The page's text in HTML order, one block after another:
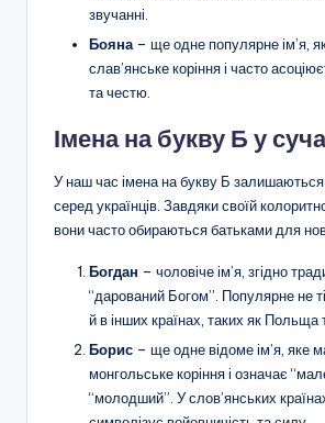
звучанні.
Бояна – ще одне популярне ім’я,
слав’янське коріння і часто
та честю.
Імена на букву Б у
У наш час імена на букву Б
серед українців. Завдяки своїй
вони часто обираються батьками для
Богдан – чоловіче ім’я, згідно
“дарований Богом”. Популярне не
й в інших країнах, таких як Польща
Борис – ще одне відоме ім’я, яке
монгольське коріння і означає
“молодший”. У слов’янських